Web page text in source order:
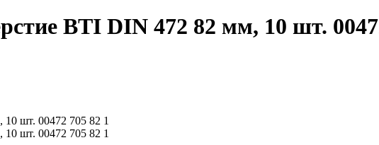
BTI DIN 472 82 мм, 10 шт.